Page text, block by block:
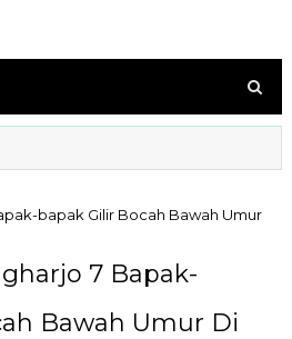
bapak Gilir Bocah Bawah Umur
7 Bapak-
Bawah Umur Di